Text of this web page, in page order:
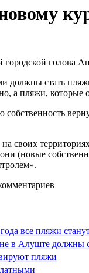
голова
стать
а пляжи,
на своих
(новые
все пляжи
в Алуште должны
пляжи